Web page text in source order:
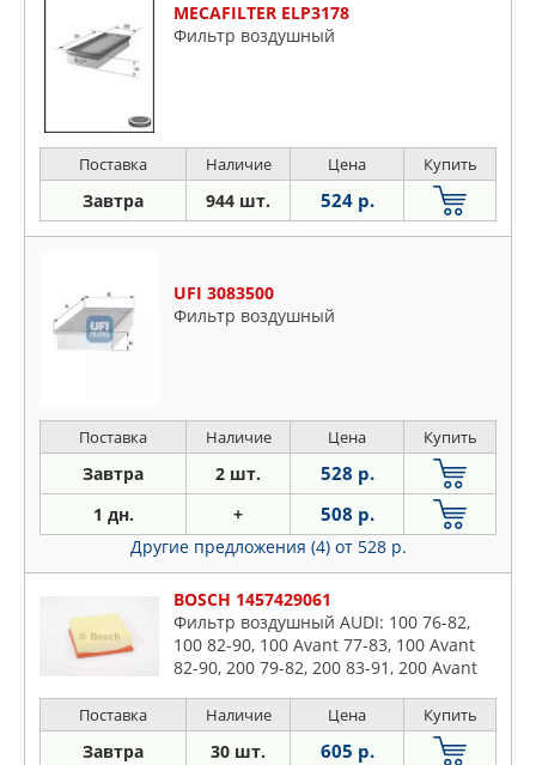
MECAFILTER ELP3178
Фильтр воздушный
Поставка Наличие Цена Купить
Завтра 944 шт. 524 р.
UFI 3083500
Фильтр воздушный
Поставка Наличие Цена Купить
Завтра 2 шт. 528 р.
1 дн. + 508 р.
Другие предложения (4) от 528 р.
BOSCH 1457429061
Фильтр воздушный AUDI: 100 76-82,
100 82-90, 100 Avant 77-83, 100 Avant
82-90, 200 79-82, 200 83-91, 200 Avant
Convertibl
Поставка Наличие Цена Купить
Завтра 30 шт. 605 р.